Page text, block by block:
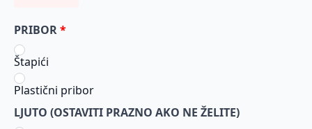
1.150 rsd
PRIBOR
Štapići
Plastični pribor
LJUTO (OSTAVITI PRAZNO AKO NE ŽELITE)